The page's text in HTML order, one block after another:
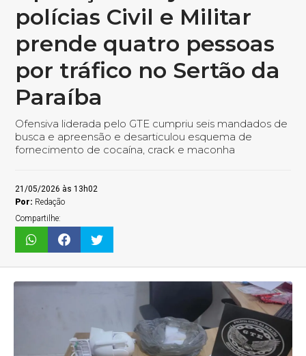
polícias Civil e Militar
prende quatro pessoas
por tráfico no Sertão da
Paraíba
Ofensiva liderada pelo GTE cumpriu seis mandados de
busca e apreensão e desarticulou esquema de
fornecimento de cocaína, crack e maconha
21/05/2026 às 13h02
Por: Redação
Compartilhe: